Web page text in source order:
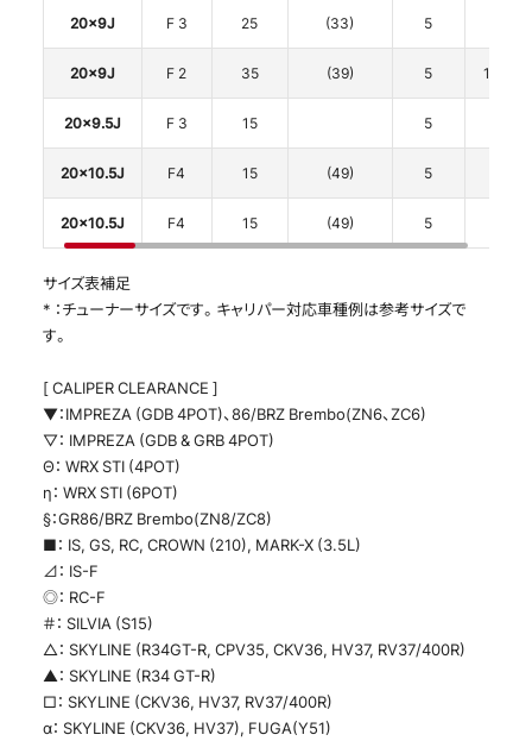
20x9J F 3 25 (33) 5
20x9J F 2 35 (39) 5 114.3
20x9.5J F 3 15 5
20x10.5J F4 15 (49) 5
20x10.5J F4 15 (49) 5
サイズ表補足
* ：チューナーサイズです。キャリパー対応車種例は参考サイズで
す。
[ CALIPER CLEARANCE ]
▼：IMPREZA (GDB 4POT)、86/BRZ Brembo(ZN6、ZC6)
▽： IMPREZA (GDB & GRB 4POT)
Θ： WRX STI (4POT)
η： WRX STI (6POT)
§：GR86/BRZ Brembo(ZN8/ZC8)
■： IS, GS, RC, CROWN (210), MARK-X (3.5L)
⊿： IS-F
◎： RC-F
＃： SILVIA (S15)
△： SKYLINE (R34GT-R, CPV35, CKV36, HV37, RV37/400R)
▲： SKYLINE (R34 GT-R)
□： SKYLINE (CKV36, HV37, RV37/400R)
α： SKYLINE (CKV36, HV37), FUGA(Y51)